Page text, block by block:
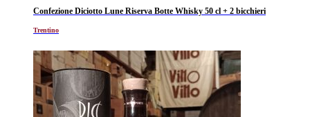
Confezione Diciotto Lune Riserva Botte Whisky 50 cl + 2 bicchieri
Trentino